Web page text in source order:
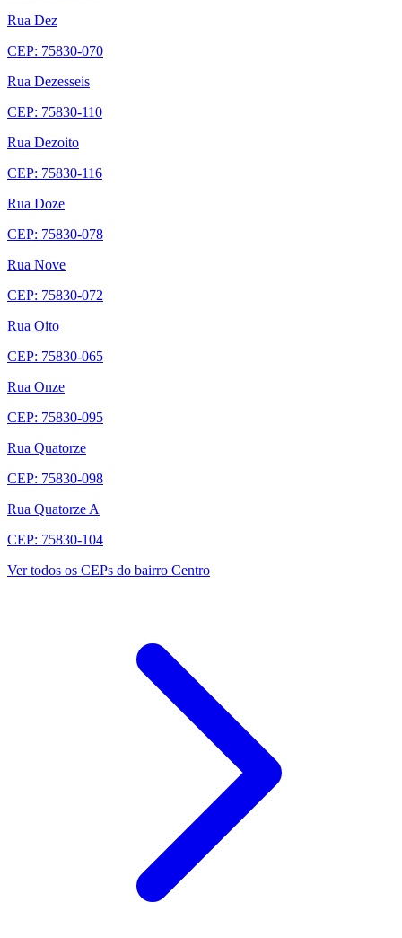
Rua Dez
CEP: 75830-070
Rua Dezesseis
CEP: 75830-110
Rua Dezoito
CEP: 75830-116
Rua Doze
CEP: 75830-078
Rua Nove
CEP: 75830-072
Rua Oito
CEP: 75830-065
Rua Onze
CEP: 75830-095
Rua Quatorze
CEP: 75830-098
Rua Quatorze A
CEP: 75830-104
Ver todos os CEPs do bairro Centro